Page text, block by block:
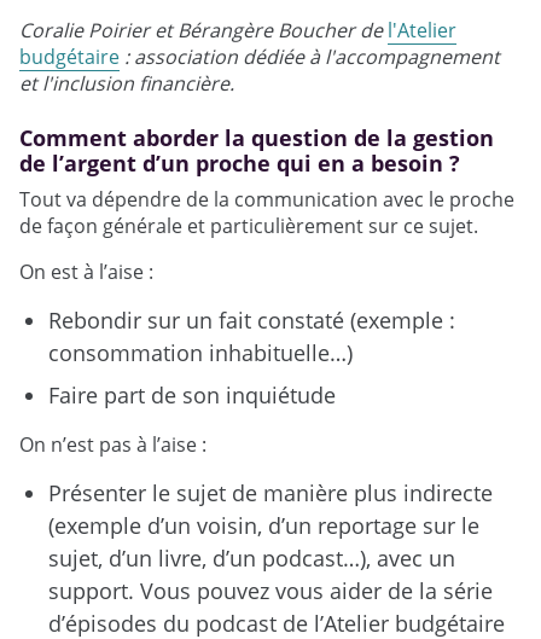
Coralie Poirier et Bérangère Boucher del'Atelier
budgétaire : association dédiée à l'accompagnement
et l'inclusion financière.
Comment aborder la question de la gestion
de l’argent d’un proche qui en a besoin ?
Tout va dépendre de la communication avec le proche
de façon générale et particulièrement sur ce sujet.
On est à l’aise :
Rebondir sur un fait constaté (exemple :
consommation inhabituelle…)
Faire part de son inquiétude
On n’est pas à l’aise :
Présenter le sujet de manière plus indirecte
(exemple d’un voisin, d’un reportage sur le
sujet, d’un livre, d’un podcast…), avec un
support. Vous pouvez vous aider de la série
d’épisodes du podcast de l’Atelier budgétaire